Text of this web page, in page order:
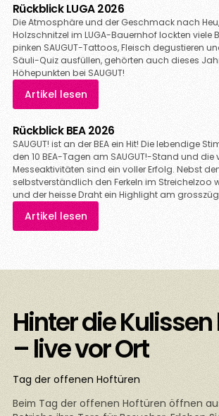
Rückblick LUGA 2026
Die Atmosphäre und der Geschmack nach
Holzschnitzel im LUGA-Bauernhof lockten viele
pinken SAUGUT-Tattoos, Fleisch degustieren
Säuli-Quiz ausfüllen, gehörten auch dieses
Höhepunkten bei SAUGUT!
Artikel lesen
Rückblick BEA 2026
SAUGUT! ist an der BEA ein Hit! Die lebendige
den 10 BEA-Tagen am SAUGUT!-Stand und die
Messeaktivitäten sind ein voller Erfolg. Nebst
selbstverständlich den Ferkeln im Streichelzoo
und der heisse Draht ein Highlight am
Artikel lesen
Hinter die
– live vor Ort
Tag der offenen Hoftüren
Beim Tag der offenen Hoftüren öffnen